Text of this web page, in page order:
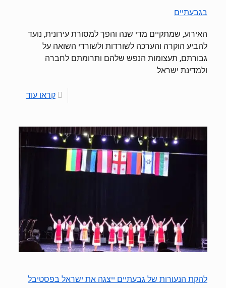
בגבעתיים
האירוע, שמתקיים מדי שנה והפך למסורת עירונית, נועד
להביע הוקרה והערכה לשורדות ולשורדי השואה על
גבורתם, תעצומות הנפש שלהם ותרומתם לחברה
ולמדינת ישראל
קראו עוד
להקת הנעורות של גבעתיים ייצגה את ישראל בפסטיבל